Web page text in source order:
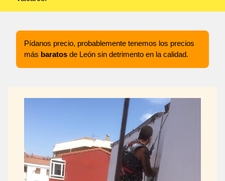
Pídanos precio, probablemente tenemos los precios
más baratos de León sin detrimento en la calidad.